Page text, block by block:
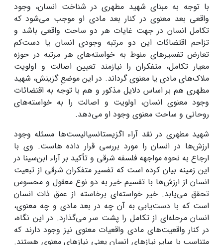
با توجه به مبنای شهید مطهری در شناخت انسان، وجود
واقعی بعد معنوی در کنار بعد مادی او موجب می‌شود که
تکامل انسان در جهت غایات هر دو ساحت واقعی باشد و
تزاحم اقتضائات این دو مرتبه وجودی انسان یا دست‌کم
تعارض تفسیرهای منوط به خواسته‌های هر مرتبه در حوزه
معیار تکامل، متفکران را نیازمند تعیین اصالت و اولویت
ملاک‌های مادی یا معنوی گرداند. در این موضعِ گزینش، شهید
مطهری هم بر اساس دلایل مذکور و هم با توجه به اقتضائات
وجود معنوی انسان، اولویت و اصالت را به خواسته‌های
روحانی و ساحت معنوی وجود او می‌دهد.
شهید مطهری در نقد آراء اگزیستانسیالیست‌ها مسئله وجود
ارزش‌ها در انسان را مورد بررسی قرار داده هاست. وی با
ارجاع به نحوه مواجهه فلسفه شرقی و تأکید بر آراء ابن‌سینا در
این زمینه بیان کرده است که تفسیر متفکران شرقی از تبعیت
انسان از ارزش‌ها با تقسیم خیر به دو نوع معقول و محسوس
تحقق می‌یابد. خیر خواسته‌ای برخاسته از عمق ذات انسان
است که با دست‌یابی به آن چه در بعد مادی و چه معنوی،
انسان مرحله‌ای از تکامل را پشت سر می‌گذارد. در این نگاه،
در کنار واقعیت‌های مادی واقعیات معنوی نیز وجود دارند که
متناسب با سایر نیازهای انسان یعنی نیازهای معنوی هستند.